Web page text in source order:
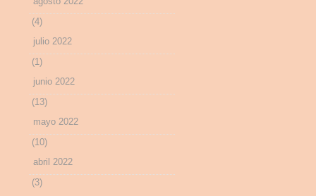
(4)
julio 2022
(1)
junio 2022
(13)
mayo 2022
(10)
abril 2022
(3)